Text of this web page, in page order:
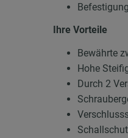
Ihre Vorteile
Bewährte
Hohe
Durch 2